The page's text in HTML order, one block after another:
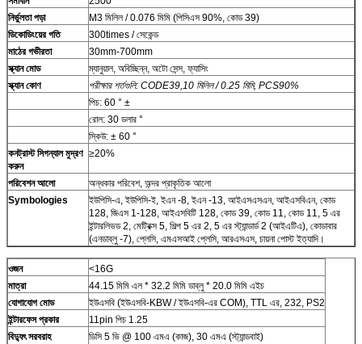
নির্ভুলতা পড়া
M3 মিলিল / 0.076 মিমি (পিসিএস 90%, কোড 39)
ডিকোডিংয়ের গতি
300times / সেকেন্ড
মাঠের গভীরতা
30mm-700mm
স্ক্যান মোড
ম্যানুয়াল, অবিচ্ছিন্ন, অটো সেন্স, ফ্যাসিং
স্ক্যান কোণ
পরীক্ষার শর্তগুলি: CODE39,10 মিলিল / 0.25 মিমি, PCS90%
পিচ: 60 ° ±
রোল: 30 ডলার °
স্কিউ: ± 60 °
কনট্রাস্ট সিগন্যাল মুদ্রণ
করুন
≥20%
পরিবেশন আলো
অন্ধকার পরিবেশ, অন্দর প্রাকৃতিক আলো
Symbologies
ইউপিসি-এ, ইউপিসি-ই, ইএন -8, ইএন -13, আইএসএসএন, আইএসবিএন, কোড
128, জিএস 1-128, আইএসবিটি 128, কোড 39, কোড 11, কোড 11, 5 এর
ইন্টারলিভড 2, মেট্রিক্স 5, শিল্প 5 এর 2, 5 এর স্ট্যান্ডার্ড 2 (আইএটিএ), কোডাবার
(এনডাব্লু -7), প্লেসি, এমএসআই প্লেসি, আরএসএস, চায়না পোস্ট ইত্যাদি।
ওজন
<16G
মাত্রা
44.15 মিমি এল * 32.2 মিমি ডাব্লু * 20.0 মিমি এইচ
যোগাযোগ মোড
ইউএসবি (ইউএসবি-KBW / ইউএসবি-এর COM), TTL এর, 232, PS2
ইন্টারফেস প্রকার
11pin পিচ 1.25
বিদ্যুৎ সরবরাহ
ডিসি 5 ভি @ 100 এমএ (কাজ), 30 এমএ (স্ট্যান্ডবাই)